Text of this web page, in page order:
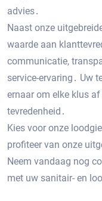
advies․
Naast onze
waarde aan
communicatie,
service-ervaring․ Uw
ernaar om elke klus
tevredenheid․
Kies voor onze
profiteer van onze
Neem vandaag nog
met uw sanitair- en